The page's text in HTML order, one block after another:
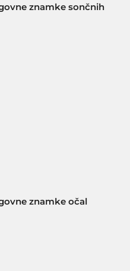
znamke sončnih
znamke očal